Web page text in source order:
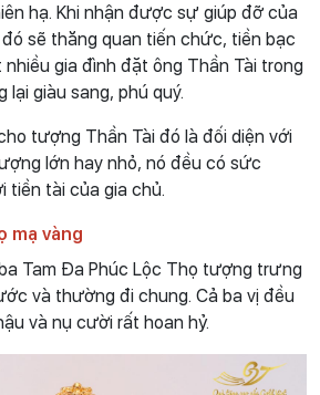
hạ. Khi nhận được sự giúp đỡ của
sẽ thăng quan tiến chức, tiền bạc
nhiều gia đình đặt ông Thần Tài trong
lại giàu sang, phú quý.
tượng Thần Tài đó là đối diện với
lớn hay nhỏ, nó đều có sức
tiền tài của gia chủ.
mạ vàng
Tam Đa Phúc Lộc Thọ tượng trưng
và thường đi chung. Cả ba vị đều
và nụ cười rất hoan hỷ.